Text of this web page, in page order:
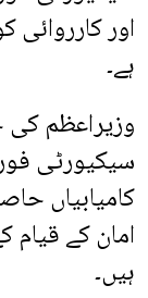
اور کارروائی
ہے۔
وزیراعظم کی
سیکیورٹی
کامیابیاں
امان کے
ہیں۔